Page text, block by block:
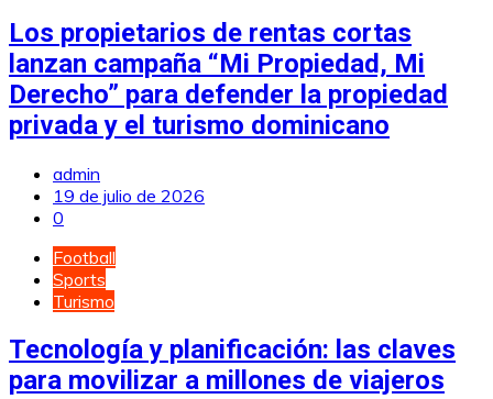
Los propietarios de rentas cortas
lanzan campaña “Mi Propiedad, Mi
Derecho” para defender la propiedad
privada y el turismo dominicano
admin
19 de julio de 2026
0
Football
Sports
Turismo
Tecnología y planificación: las claves
para movilizar a millones de viajeros